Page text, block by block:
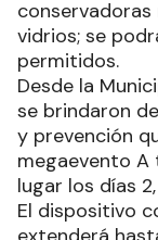
conservadoras
vidrios; se
permitidos.
Desde la
se brindaron
y prevención
megaevento
lugar los días
El dispositivo